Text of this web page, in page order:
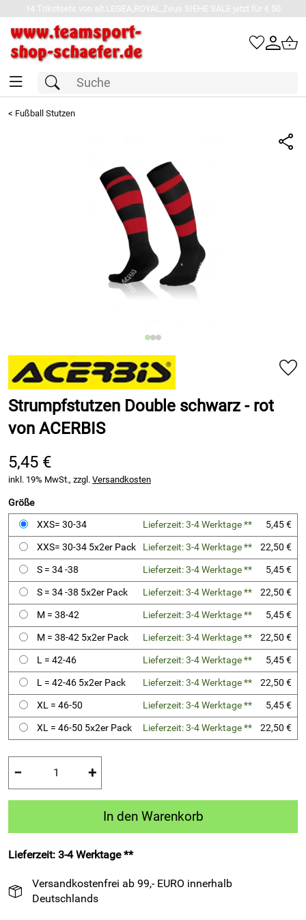
14 Trikotsets von alt.LEGEA,ROYAL,Zeus SIEHE SALE jetzt für € 50
< Fußball Stutzen
Strumpfstutzen Double schwarz - rot
von ACERBIS
5,45 €
inkl. 19% MwSt., zzgl. Versandkosten
Größe
XXS= 30-34
Lieferzeit: 3-4 Werktage **
5,45 €
XXS= 30-34 5x2er Pack
Lieferzeit: 3-4 Werktage **
22,50 €
S = 34 -38
Lieferzeit: 3-4 Werktage **
5,45 €
S = 34 -38 5x2er Pack
Lieferzeit: 3-4 Werktage **
22,50 €
M = 38-42
Lieferzeit: 3-4 Werktage **
5,45 €
M = 38-42 5x2er Pack
Lieferzeit: 3-4 Werktage **
22,50 €
L = 42-46
Lieferzeit: 3-4 Werktage **
5,45 €
L = 42-46 5x2er Pack
Lieferzeit: 3-4 Werktage **
22,50 €
XL = 46-50
Lieferzeit: 3-4 Werktage **
5,45 €
XL = 46-50 5x2er Pack
Lieferzeit: 3-4 Werktage ** 22,50 €
− +
In den Warenkorb
Lieferzeit: 3-4 Werktage **
Versandkostenfrei ab 99,- EURO innerhalb
Deutschlands